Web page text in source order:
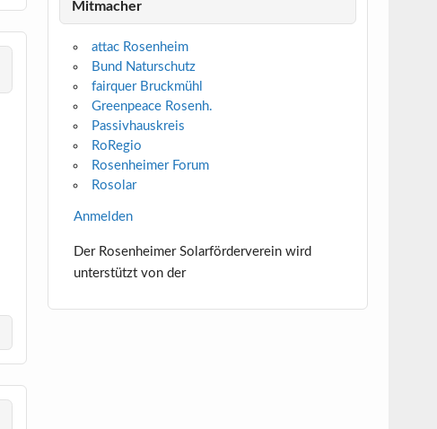
Mitmacher
attac Rosenheim
Bund Naturschutz
fairquer Bruckmühl
Greenpeace Rosenh.
Passivhauskreis
RoRegio
Rosenheimer Forum
Rosolar
Anmelden
Der Rosenheimer Solarförderverein wird
unterstützt von der